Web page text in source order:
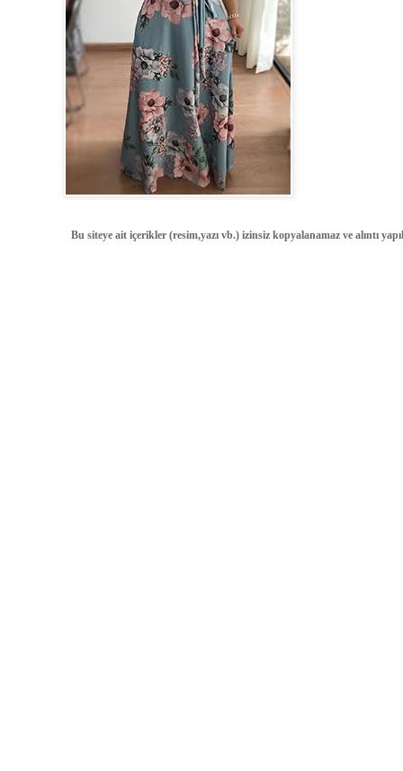
Bu siteye ait içerikler (resim,yazı vb.) izinsiz kopyalanamaz ve alıntı